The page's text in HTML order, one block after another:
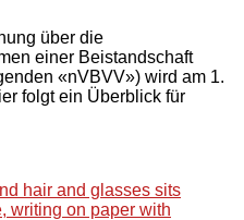
über die
einer Beistandschaft
«nVBVV») wird am 1.
folgt ein Überblick für